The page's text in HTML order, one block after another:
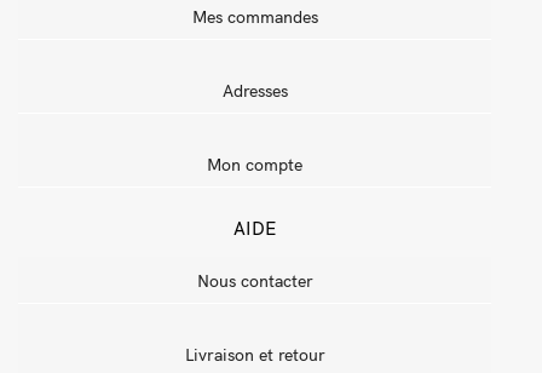
Mes commandes
Adresses
Mon compte
AIDE
Nous contacter
Livraison et retour